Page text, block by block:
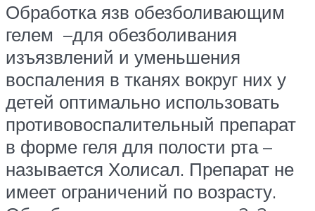
Обработка язв обезболивающим
гелем –для обезболивания
изъязвлений и уменьшения
воспаления в тканях вокруг них у
детей оптимально использовать
противовоспалительный препарат
в форме геля для полости рта –
называется Холисал. Препарат не
имеет ограничений по возрасту.